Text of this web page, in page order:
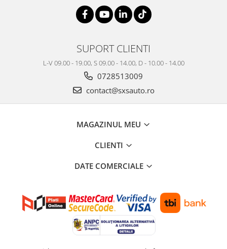
SUPORT CLIENTI
L-V 09.00 - 19.00, S 09.00 - 14.00, D - 10.00 - 14.00
0728513009
contact@sxsauto.ro
MAGAZINUL MEU
CLIENTI
DATE COMERCIALE